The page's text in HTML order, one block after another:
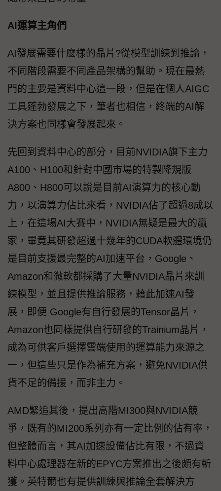
AI運算主角們
AI發展需要什麼樣的晶片?從模型訓練到推論，
不同階段需要不同產品架構的幫助。現在最熱
門的主要是資料中心這一段，但是在個人AIGC
工具蓬勃發展之下，筆者也相信，終端的AI解
決方案也同樣會發展起來。
先回到資料中心的部分，目前NVIDIA旗下主力
A100、H100和針對中國市場的特製降規版
A800、H800可以說是目前AI演算力的核心動
力，以演算力佔比來看，NVIDIA佔了超過8成以
上，在這場AI大賽中，NVIDIA無疑是最大的贏
家，畢竟其研發超過十幾年的CUDA軟體環境仍
是目前支援最完整的AI加速平台，Google、
Amazon和微軟都採購了大量NVIDIA晶片來訓
練模型，並且提供推論服務，藉此加速AI發
展，即便 Google有自行發展的Tensor晶片，
Amazon也同樣提供自行研發的Trainium晶片，
成為可供客戶選擇雲端使用的運算能力來源之
一，但這些只是作為補充方案，避免NVIDIA供
貨不足的備援，而非主力。
AMD緊追其後，提出高階MI300與NVIDIA競
爭，既有的MI200系列亦有一定比例的佔有率，
但整體而言，其AI加速設備佔比有限，不過資
料中心處理器在新的EPYC方案推出之後頗有斬
獲。英特爾也有提供訓練與推論全套解決方